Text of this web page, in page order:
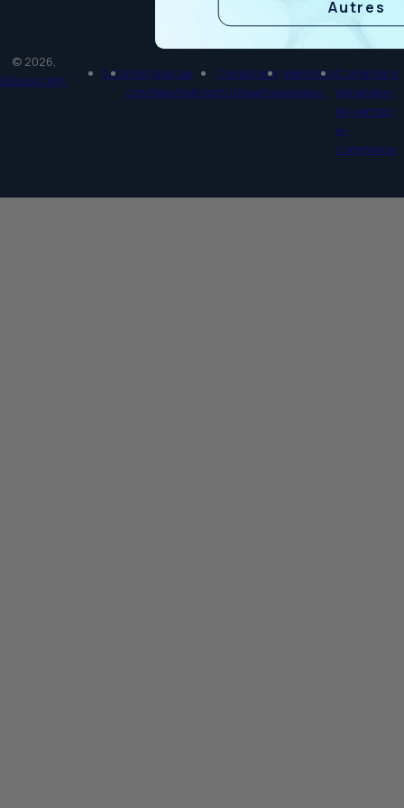
© 2026,
60pourcent
FAQPolitique de
confidentialités
Conditions
d'utilisation
Mentions
légales
Conditions
générales
de ventes
e-
commerce
Autres